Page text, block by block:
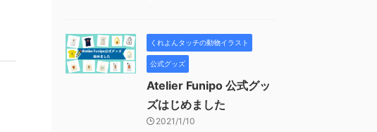
くれよんタッチの動物イラスト
公式グッズ
Atelier Funipo 公式グッ
ズはじめました
2021/1/10